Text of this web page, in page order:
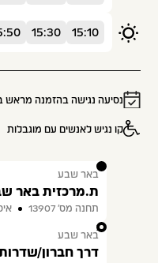
15:10
15:30
נסיעה נגישה בהזמנה
קו נגיש לאנשים עם מוגבלות
1
באר שבע
ת.מרכזית באר
תחנה מס׳ 13907
2
באר שבע
דרך חברון/